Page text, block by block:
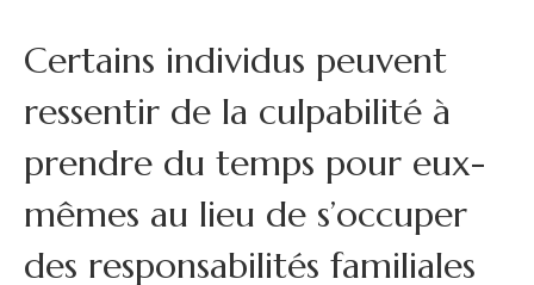
Certains individus peuvent
ressentir de la culpabilité à
prendre du temps pour eux-
mêmes au lieu de s’occuper
des responsabilités familiales